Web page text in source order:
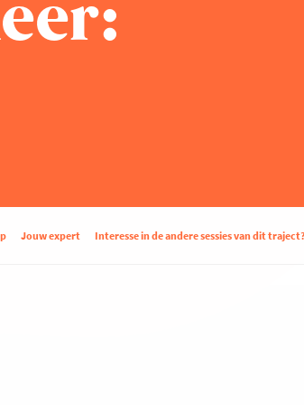
Jouw expert Interesse in de andere sessies van dit